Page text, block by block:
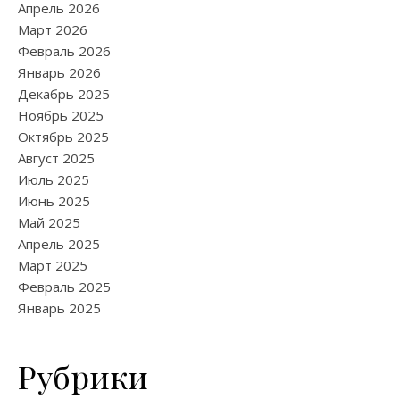
Апрель 2026
Март 2026
Февраль 2026
Январь 2026
Декабрь 2025
Ноябрь 2025
Октябрь 2025
Август 2025
Июль 2025
Июнь 2025
Май 2025
Апрель 2025
Март 2025
Февраль 2025
Январь 2025
Рубрики